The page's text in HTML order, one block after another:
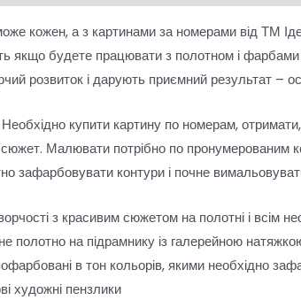
кожен, а з картинами за номерами від ТМ
якщо будете працювати з полотном і
розвиток і дарують приємний результат
купити картину по номерам,
Малювати потрібно по пронумерованим
зафарбовувати контури і почне
з красивим сюжетом на полотні і всім
полотно на підрамнику із галерейною
в тон кольорів, якими необхідно
художні пензлики